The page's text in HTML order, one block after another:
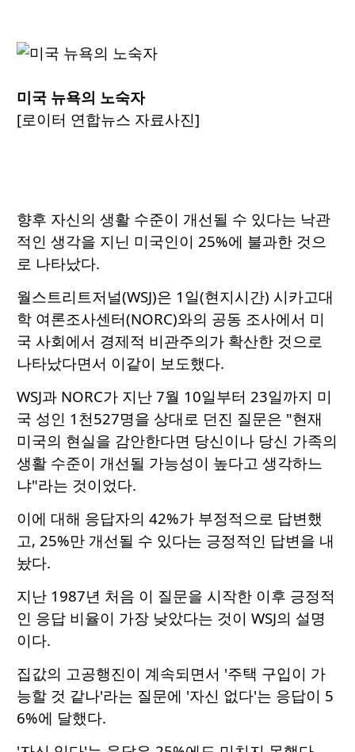
미국 뉴욕의 노숙자
[로이터 연합뉴스 자료사진]
향후 자신의 생활 수준이 개선될 수 있다는 낙관
적인 생각을 지닌 미국인이 25%에 불과한 것으
로 나타났다.
월스트리트저널(WSJ)은 1일(현지시간) 시카고대
학 여론조사센터(NORC)와의 공동 조사에서 미
국 사회에서 경제적 비관주의가 확산한 것으로
나타났다면서 이같이 보도했다.
WSJ과 NORC가 지난 7월 10일부터 23일까지 미
국 성인 1천527명을 상대로 던진 질문은 "현재
미국의 현실을 감안한다면 당신이나 당신 가족의
생활 수준이 개선될 가능성이 높다고 생각하느
냐"라는 것이었다.
이에 대해 응답자의 42%가 부정적으로 답변했
고, 25%만 개선될 수 있다는 긍정적인 답변을 내
놨다.
지난 1987년 처음 이 질문을 시작한 이후 긍정적
인 응답 비율이 가장 낮았다는 것이 WSJ의 설명
이다.
집값의 고공행진이 계속되면서 '주택 구입이 가
능할 것 같나'라는 질문에 '자신 없다'는 응답이 5
6%에 달했다.